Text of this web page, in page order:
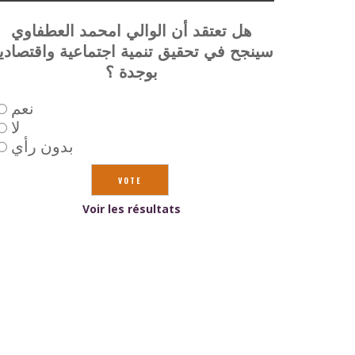
هل تعتقد أن الوالي امحمد العطفاوي
سينجح في تحقيق تنمية اجتماعية
بوجدة ؟
نعم
لا
بدون رأي
Voir les résultats